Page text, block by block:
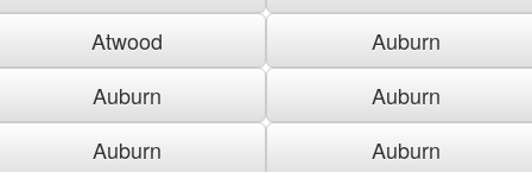
Atwood
Auburn
Auburn
Auburn
Auburn
Auburn